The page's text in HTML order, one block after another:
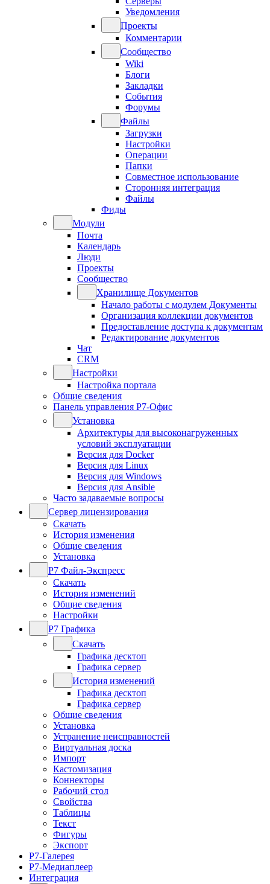
Уведомления
Проекты
Комментарии
Сообщество
Wiki
Блоги
Закладки
События
Форумы
Файлы
Загрузки
Настройки
Операции
Папки
Совместное использование
Сторонняя интеграция
Файлы
Фиды
Модули
Почта
Календарь
Люди
Проекты
Сообщество
Хранилище Документов
Начало работы с модулем Документы
Организация коллекции документов
Предоставление доступа к документам
Редактирование документов
Чат
CRM
Настройки
Настройка портала
Общие сведения
Панель управления Р7-Офис
Установка
Архитектуры для высоконагруженных
условий эксплуатации
Версия для Docker
Версия для Linux
Версия для Windows
Версия для Ansible
Часто задаваемые вопросы
Сервер лицензирования
Скачать
История изменения
Общие сведения
Установка
Р7 Файл-Экспресс
Скачать
История изменений
Общие сведения
Настройки
Р7 Графика
Скачать
Графика десктоп
Графика сервер
История изменений
Графика десктоп
Графика сервер
Общие сведения
Установка
Устранение неисправностей
Виртуальная доска
Импорт
Кастомизация
Коннекторы
Рабочий стол
Свойства
Таблицы
Текст
Фигуры
Экспорт
Р7-Галерея
Р7-Медиаплеер
Интеграция